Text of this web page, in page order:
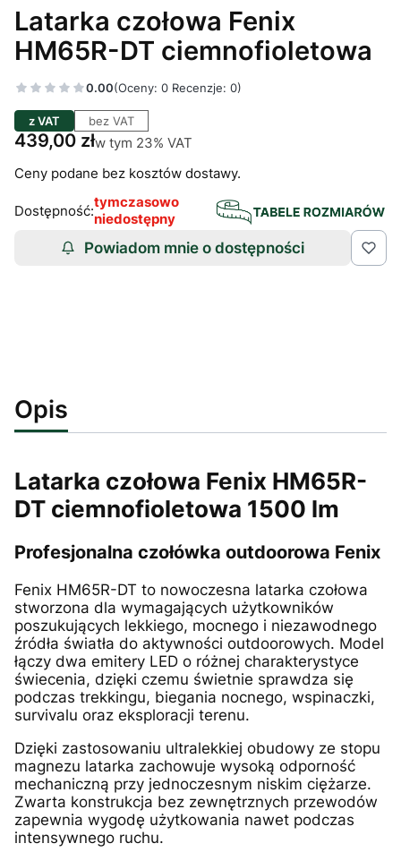
Latarka czołowa Fenix
HM65R-DT ciemnofioletowa
0.00(Oceny: 0 Recenzje: 0)
z VAT bez VAT
Cena
439,00 złw tym 23% VAT
w tym 23% VAT
Ceny podane bez kosztów dostawy.
Dostępność:tymczasowo
niedostępny
Powiadom mnie o dostępności
Opis
Latarka czołowa Fenix HM65R-
DT ciemnofioletowa 1500 lm
Profesjonalna czołówka outdoorowa Fenix
Fenix HM65R-DT to nowoczesna latarka czołowa
stworzona dla wymagających użytkowników
poszukujących lekkiego, mocnego i niezawodnego
źródła światła do aktywności outdoorowych. Model
łączy dwa emitery LED o różnej charakterystyce
świecenia, dzięki czemu świetnie sprawdza się
podczas trekkingu, biegania nocnego, wspinaczki,
survivalu oraz eksploracji terenu.
Dzięki zastosowaniu ultralekkiej obudowy ze stopu
magnezu latarka zachowuje wysoką odporność
mechaniczną przy jednoczesnym niskim ciężarze.
Zwarta konstrukcja bez zewnętrznych przewodów
zapewnia wygodę użytkowania nawet podczas
intensywnego ruchu.